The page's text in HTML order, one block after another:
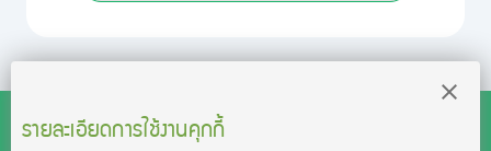
รายละเอียดการใช้งานคุกกี้